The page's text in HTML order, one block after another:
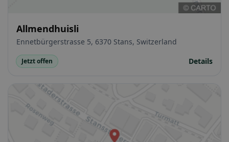
Allmendhuisli
Ennetbürgerstrasse 5, 6370 Stans, Switzerland
Jetzt offen Details